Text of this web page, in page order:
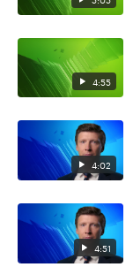
4:55
4:02
4:51